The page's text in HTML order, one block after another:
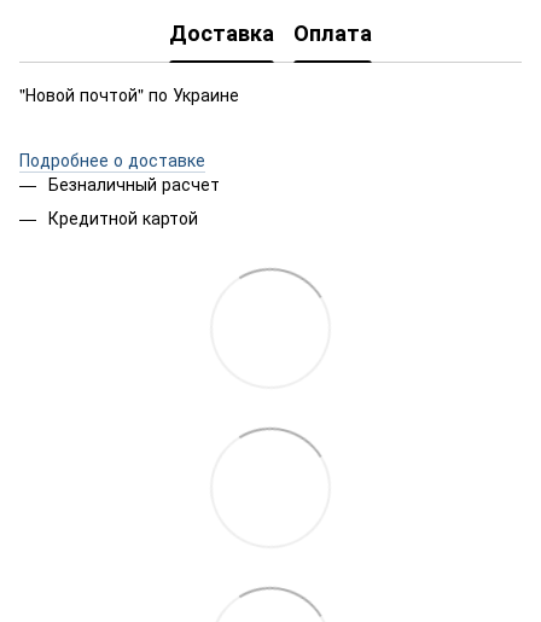
Доставка Оплата
"Новой почтой" по Украине
Подробнее о доставке
Безналичный расчет
Кредитной картой